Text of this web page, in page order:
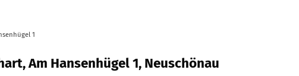
1
Am Hansenhügel 1, Neuschönau